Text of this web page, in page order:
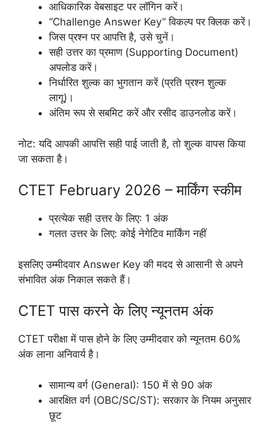
आधिकारिक वेबसाइट पर लॉगिन करें।
“Challenge Answer Key” विकल्प पर क्लिक करें।
जिस प्रश्न पर आपत्ति है, उसे चुनें।
सही उत्तर का प्रमाण (Supporting Document)
अपलोड करें।
निर्धारित शुल्क का भुगतान करें (प्रति प्रश्न शुल्क
लागू)।
अंतिम रूप से सबमिट करें और रसीद डाउनलोड करें।
नोट: यदि आपकी आपत्ति सही पाई जाती है, तो शुल्क वापस किया
जा सकता है।
CTET February 2026 – मार्किंग स्कीम
प्रत्येक सही उत्तर के लिए: 1 अंक
गलत उत्तर के लिए: कोई नेगेटिव मार्किंग नहीं
इसलिए उम्मीदवार Answer Key की मदद से आसानी से अपने
संभावित अंक निकाल सकते हैं।
CTET पास करने के लिए न्यूनतम अंक
CTET परीक्षा में पास होने के लिए उम्मीदवार को न्यूनतम 60%
अंक लाना अनिवार्य है।
सामान्य वर्ग (General): 150 में से 90 अंक
आरक्षित वर्ग (OBC/SC/ST): सरकार के नियम अनुसार
छूट